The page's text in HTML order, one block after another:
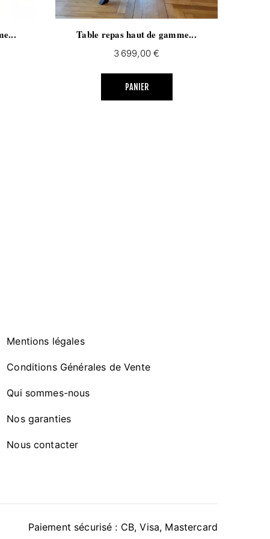
Table repas haut de gamme...
Prix
3 699,00 €
PANIER
Mentions légales
Conditions Générales de Vente
Qui sommes-nous
Nos garanties
Nous contacter
Paiement sécurisé : CB, Visa, Mastercard